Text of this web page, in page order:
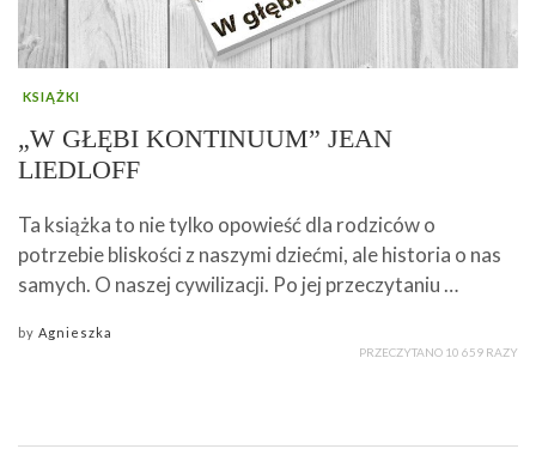
KSIĄŻKI
„W GŁĘBI KONTINUUM” JEAN
LIEDLOFF
Ta książka to nie tylko opowieść dla rodziców o
potrzebie bliskości z naszymi dziećmi, ale historia o nas
samych. O naszej cywilizacji. Po jej przeczytaniu …
by Agnieszka
PRZECZYTANO 10 659 RAZY